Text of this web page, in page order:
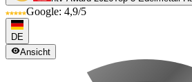
Google: 4,9/5
DE
Ansicht